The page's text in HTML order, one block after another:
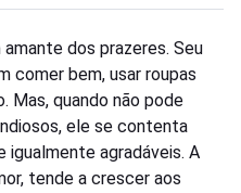
dos prazeres. Seu
comer bem, usar roupas
Mas, quando não pode
ele se contenta
igualmente agradáveis. A
tende a crescer aos